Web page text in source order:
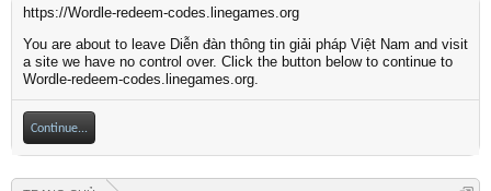
https://Wordle-redeem-codes.linegames.org
You are about to leave Diễn đàn thông tin giải pháp Việt Nam and visit
a site we have no control over. Click the button below to continue to
Wordle-redeem-codes.linegames.org.
Continue...